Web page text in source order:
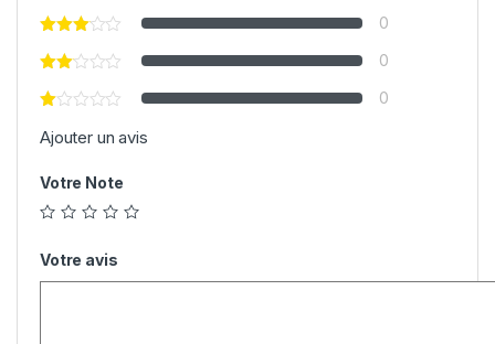
0
0
0
Ajouter un avis
Votre Note
Votre avis